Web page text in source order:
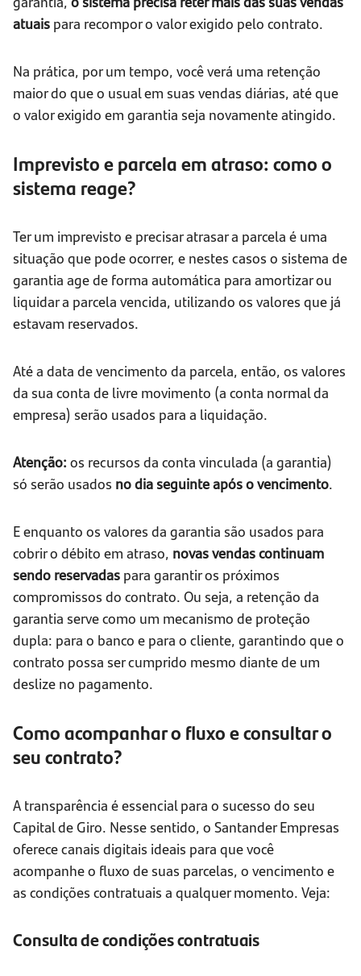
atuais para recompor o valor exigido pelo contrato.
Na prática, por um tempo, você verá uma retenção
maior do que o usual em suas vendas diárias, até que
o valor exigido em garantia seja novamente atingido.
Imprevisto e parcela em atraso: como o
sistema reage?
Ter um imprevisto e precisar atrasar a parcela é uma
situação que pode ocorrer, e nestes casos o sistema de
garantia age de forma automática para amortizar ou
liquidar a parcela vencida, utilizando os valores que já
estavam reservados.
Até a data de vencimento da parcela, então, os valores
da sua conta de livre movimento (a conta normal da
empresa) serão usados para a liquidação.
Atenção: os recursos da conta vinculada (a garantia)
só serão usados no dia seguinte após o vencimento.
E enquanto os valores da garantia são usados para
cobrir o débito em atraso, novas vendas continuam
sendo reservadas para garantir os próximos
compromissos do contrato. Ou seja, a retenção da
garantia serve como um mecanismo de proteção
dupla: para o banco e para o cliente, garantindo que o
contrato possa ser cumprido mesmo diante de um
deslize no pagamento.
Como acompanhar o fluxo e consultar o
seu contrato?
A transparência é essencial para o sucesso do seu
Capital de Giro. Nesse sentido, o Santander Empresas
oferece canais digitais ideais para que você
acompanhe o fluxo de suas parcelas, o vencimento e
as condições contratuais a qualquer momento. Veja:
Consulta de condições contratuais